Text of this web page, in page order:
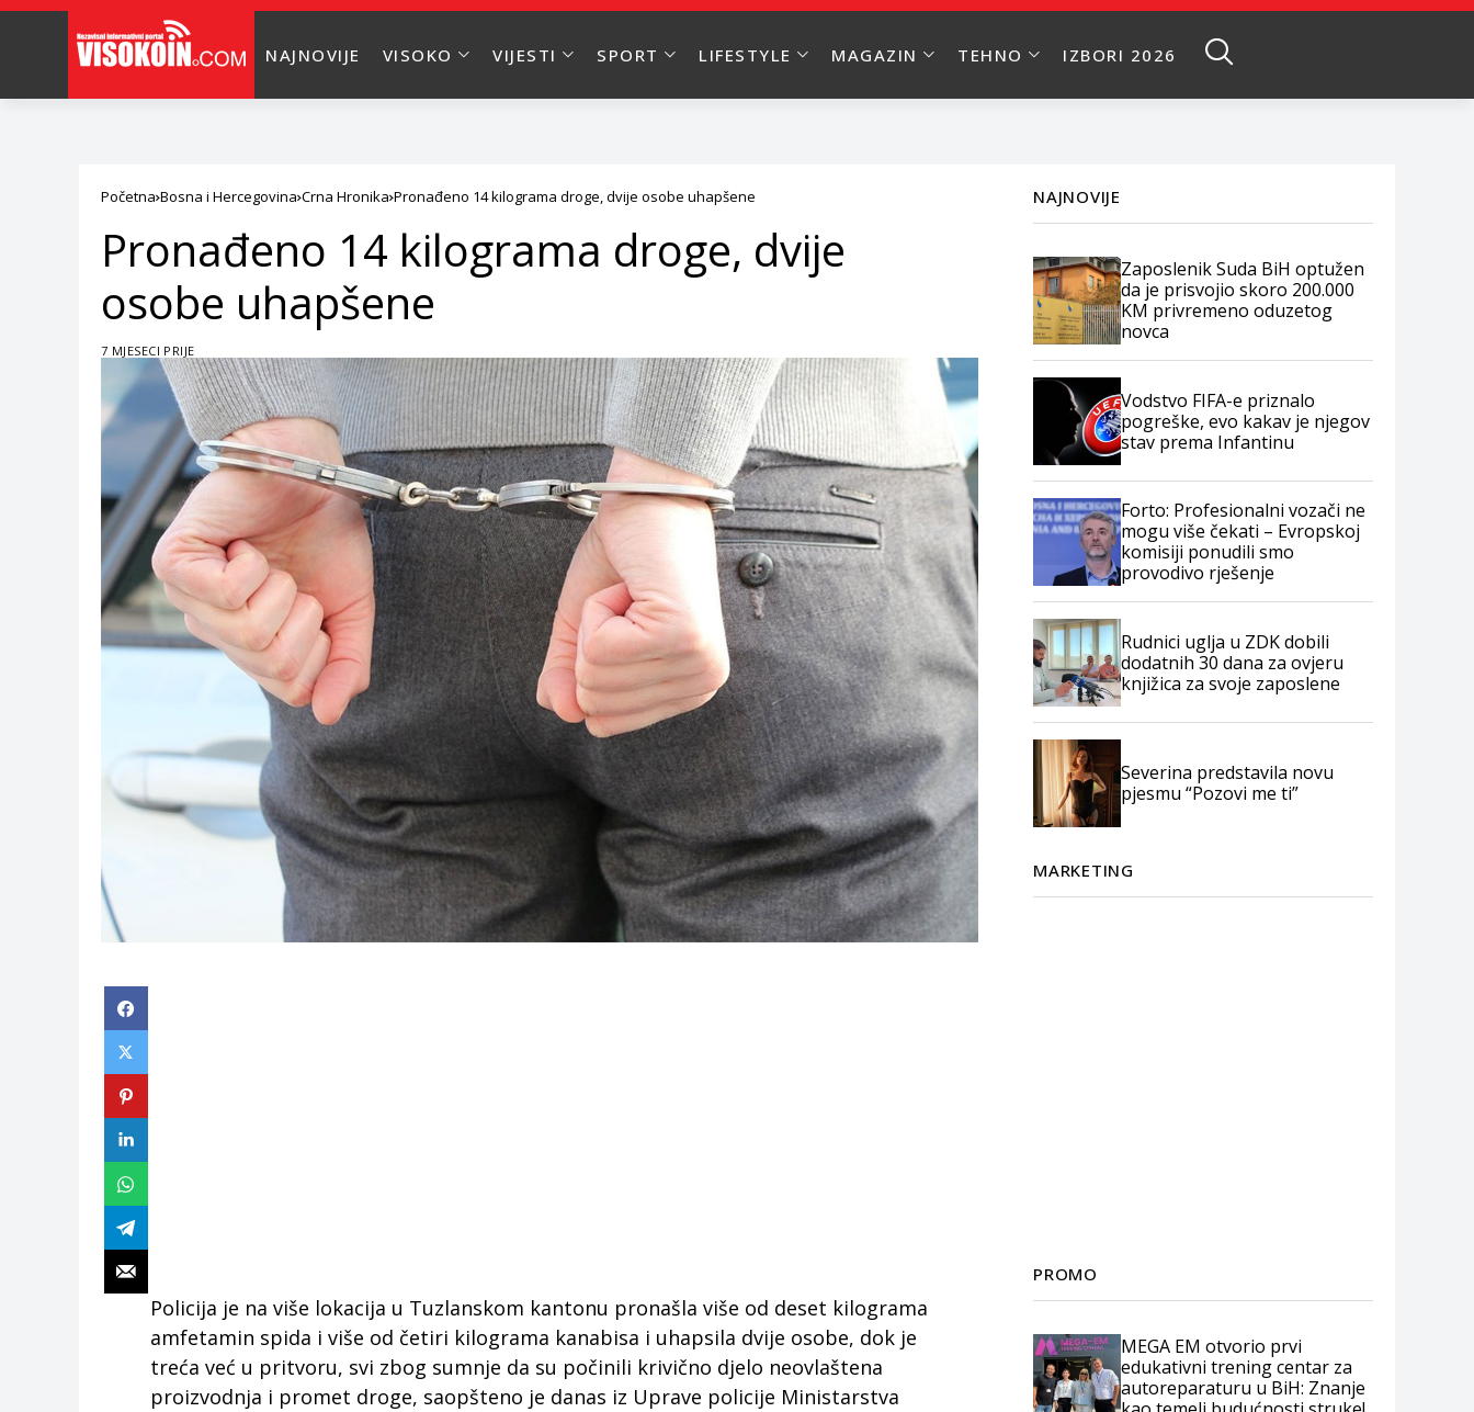
NAJNOVIJE VISOKO VIJESTI SPORT LIFESTYLE MAGAZIN TEHNO IZBORI 2026
Početna Bosna i Hercegovina Crna Hronika Pronađeno 14 kilograma droge, dvije osobe uhapšene
Pronađeno 14 kilograma droge, dvije
osobe uhapšene
7 MJESECI PRIJE
Policija je na više lokacija u Tuzlanskom kantonu pronašla više od deset kilograma
amfetamin spida i više od četiri kilograma kanabisa i uhapsila dvije osobe, dok je
treća već u pritvoru, svi zbog sumnje da su počinili krivično djelo neovlaštena
proizvodnja i promet droge, saopšteno je danas iz Uprave policije Ministarstva
NAJNOVIJE
Zaposlenik Suda BiH optužen
da je prisvojio skoro 200.000
KM privremeno oduzetog
novca
Vodstvo FIFA-e priznalo
pogreške, evo kakav je njegov
stav prema Infantinu
Forto: Profesionalni vozači ne
mogu više čekati – Evropskoj
komisiji ponudili smo
provodivo rješenje
Rudnici uglja u ZDK dobili
dodatnih 30 dana za ovjeru
knjižica za svoje zaposlene
Severina predstavila novu
pjesmu “Pozovi me ti”
MARKETING
PROMO
MEGA EM otvorio prvi
edukativni trening centar za
autoreparaturu u BiH: Znanje